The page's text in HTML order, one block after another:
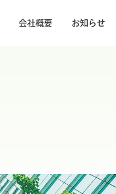
会社概要 お知らせ